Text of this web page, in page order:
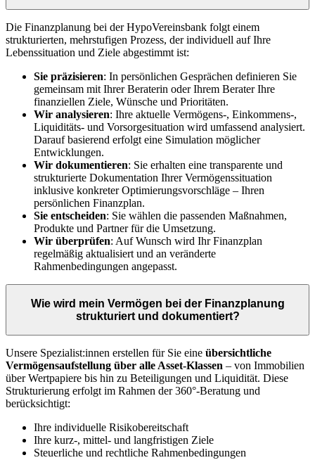
Die Finanzplanung bei der HypoVereinsbank folgt einem
strukturierten, mehrstufigen Prozess, der individuell auf Ihre
Lebenssituation und Ziele abgestimmt ist:
Sie präzisieren: In persönlichen Gesprächen definieren Sie
gemeinsam mit Ihrer Beraterin oder Ihrem Berater Ihre
finanziellen Ziele, Wünsche und Prioritäten.
Wir analysieren: Ihre aktuelle Vermögens-, Einkommens-,
Liquiditäts- und Vorsorgesituation wird umfassend analysiert.
Darauf basierend erfolgt eine Simulation möglicher
Entwicklungen.
Wir dokumentieren: Sie erhalten eine transparente und
strukturierte Dokumentation Ihrer Vermögenssituation
inklusive konkreter Optimierungsvorschläge – Ihren
persönlichen Finanzplan.
Sie entscheiden: Sie wählen die passenden Maßnahmen,
Produkte und Partner für die Umsetzung.
Wir überprüfen: Auf Wunsch wird Ihr Finanzplan
regelmäßig aktualisiert und an veränderte
Rahmenbedingungen angepasst.
Wie wird mein Vermögen bei der Finanzplanung
strukturiert und dokumentiert?
Unsere Spezialist:innen erstellen für Sie eine übersichtliche
Vermögensaufstellung über alle Asset-Klassen – von Immobilien
über Wertpapiere bis hin zu Beteiligungen und Liquidität. Diese
Strukturierung erfolgt im Rahmen der 360°-Beratung und
berücksichtigt:
Ihre individuelle Risikobereitschaft
Ihre kurz-, mittel- und langfristigen Ziele
Steuerliche und rechtliche Rahmenbedingungen